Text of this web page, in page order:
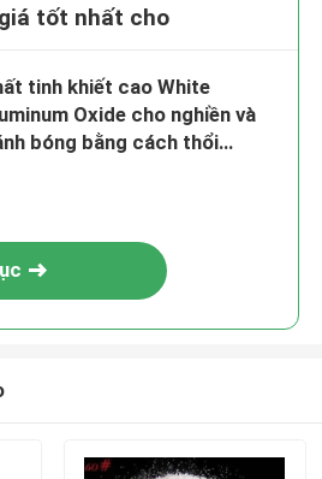
tốt nhất cho
tinh khiết cao White
Oxide cho nghiền và
bóng bằng cách thổi